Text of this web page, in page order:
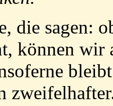
die sagen:
können wir